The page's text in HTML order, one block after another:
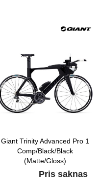
Giant Trinity Advanced Pro 1
Comp/Black/Black
(Matte/Gloss)
Pris saknas